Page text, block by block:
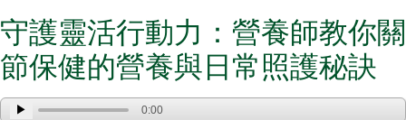
守護靈活行動力：營養師教你關
節保健的營養與日常照護秘訣
▶ 0:00